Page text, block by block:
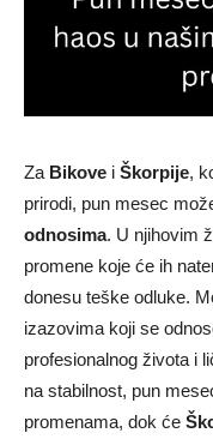
Za Bikove i Škorpije,
prirodi, pun mesec
odnosima. U njihovim
promene koje će ih
donesu teške odluke.
izazovima koji se
profesionalnog života i
na stabilnost, pun
promenama, dok će